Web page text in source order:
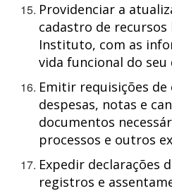
Providenciar a
cadastro de recursos
Instituto, com as
vida funcional do
Emitir requisições de
despesas, notas e
documentos
processos e outros
Expedir declarações
registros e